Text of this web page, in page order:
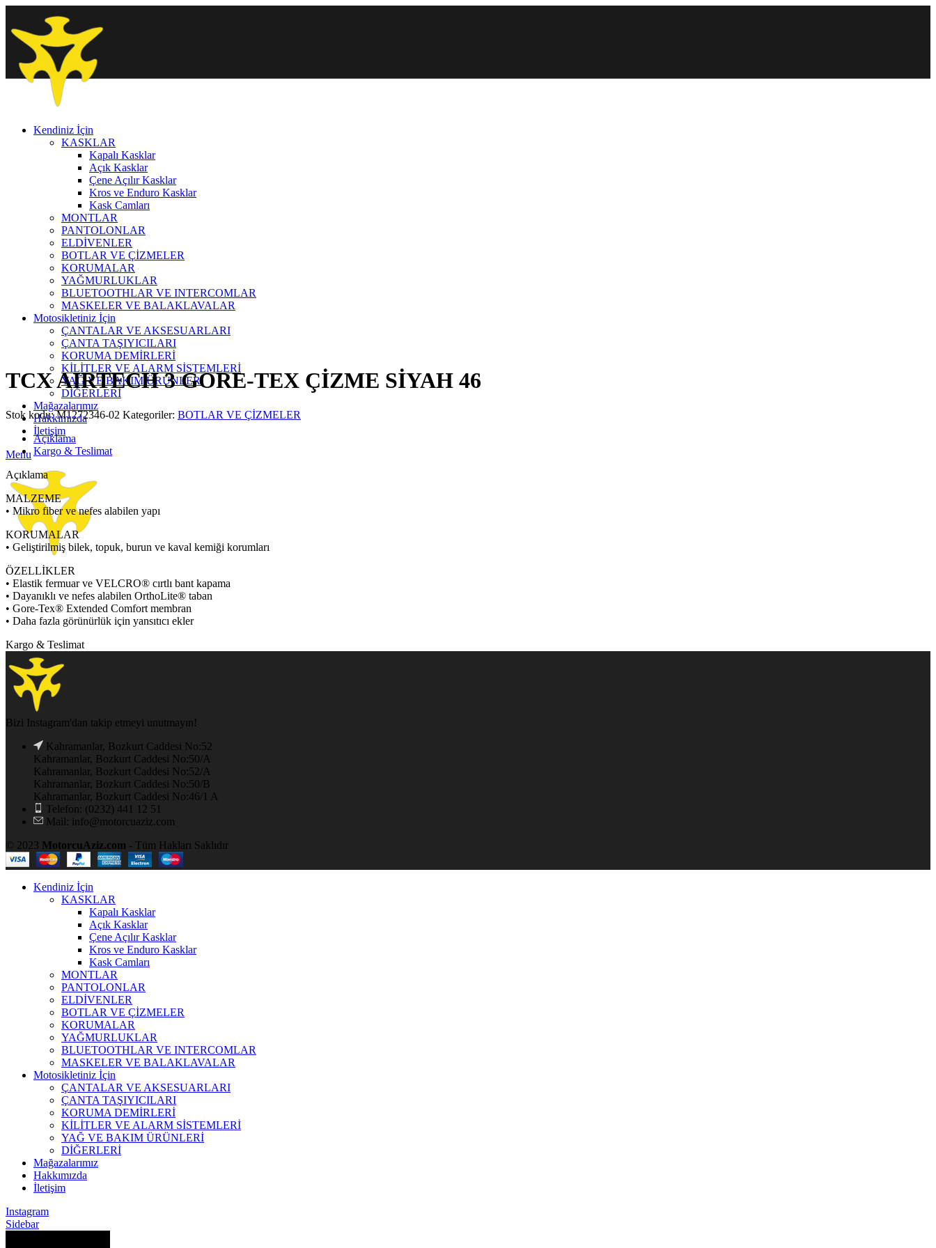
Kendiniz İçin
KASKLAR
Kapalı Kasklar
Açık Kasklar
Çene Açılır Kasklar
Kros ve Enduro Kasklar
Kask Camları
MONTLAR
PANTOLONLAR
ELDİVENLER
BOTLAR VE ÇİZMELER
KORUMALAR
YAĞMURLUKLAR
BLUETOOTHLAR VE INTERCOMLAR
MASKELER VE BALAKLAVALAR
Motosikletiniz İçin
ÇANTALAR VE AKSESUARLARI
ÇANTA TAŞIYICILARI
KORUMA DEMİRLERİ
KİLİTLER VE ALARM SİSTEMLERİ
YAĞ VE BAKIM ÜRÜNLERİ
DİĞERLERİ
Mağazalarımız
Hakkımızda
İletişim
Menu
Click to enlarge
TCX AIRTECH 3 GORE-TEX ÇİZME SİYAH 46
Stok kodu:M1272346-02 Kategoriler: BOTLAR VE ÇİZMELER
Açıklama
Kargo & Teslimat
Açıklama
MALZEME
• Mikro fiber ve nefes alabilen yapı
KORUMALAR
• Geliştirilmiş bilek, topuk, burun ve kaval kemiği korumları
ÖZELLİKLER
• Elastik fermuar ve VELCRO® cırtlı bant kapama
• Dayanıklı ve nefes alabilen OrthoLite® taban
• Gore-Tex® Extended Comfort membran
• Daha fazla görünürlük için yansıtıcı ekler
Kargo & Teslimat
Bizi Instagram'dan takip etmeyi unutmayın!
Kahramanlar, Bozkurt Caddesi No:52
Kahramanlar, Bozkurt Caddesi No:50/A
Kahramanlar, Bozkurt Caddesi No:52/A
Kahramanlar, Bozkurt Caddesi No:50/B
Kahramanlar, Bozkurt Caddesi No:46/1 A
Telefon: (0232) 441 12 51
Mail: info@motorcuaziz.com
© 2023 MotorcuAziz.com - Tüm Hakları Saklıdır
Kendiniz İçin
KASKLAR
Kapalı Kasklar
Açık Kasklar
Çene Açılır Kasklar
Kros ve Enduro Kasklar
Kask Camları
MONTLAR
PANTOLONLAR
ELDİVENLER
BOTLAR VE ÇİZMELER
KORUMALAR
YAĞMURLUKLAR
BLUETOOTHLAR VE INTERCOMLAR
MASKELER VE BALAKLAVALAR
Motosikletiniz İçin
ÇANTALAR VE AKSESUARLARI
ÇANTA TAŞIYICILARI
KORUMA DEMİRLERİ
KİLİTLER VE ALARM SİSTEMLERİ
YAĞ VE BAKIM ÜRÜNLERİ
DİĞERLERİ
Mağazalarımız
Hakkımızda
İletişim
Instagram
Sidebar